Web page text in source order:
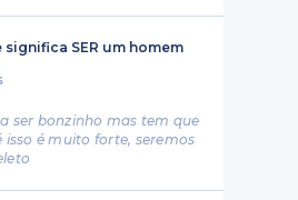
significa SER um homem
ser bonzinho mas tem que
isso é muito forte, seremos